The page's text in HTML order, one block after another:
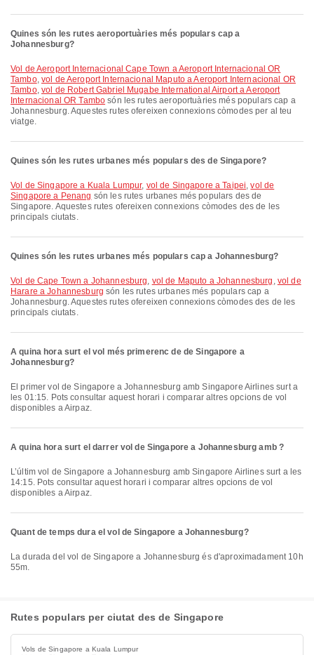
Quines són les rutes aeroportuàries més populars cap a
Johannesburg?
vol de Aeroport Internacional Cape Town a Aeroport Internacional OR
Tambo, vol de Aeroport Internacional Maputo a Aeroport Internacional OR
Tambo, vol de Robert Gabriel Mugabe International Airport a Aeroport
Internacional OR Tambo són les rutes aeroportuàries més populars cap a
Johannesburg. Aquestes rutes ofereixen connexions còmodes per al teu
viatge.
Quines són les rutes urbanes més populars des de Singapore?
vol de Singapore a Kuala Lumpur, vol de Singapore a Taipei,vol de
Singapore a Penang són les rutes urbanes més populars des de
Singapore. Aquestes rutes ofereixen connexions còmodes des de les
principals ciutats.
Quines són les rutes urbanes més populars cap a Johannesburg?
vol de Cape Town a Johannesburg, vol de Maputo a Johannesburg , vol de
Harare a Johannesburg són les rutes urbanes més populars cap a
Johannesburg. Aquestes rutes ofereixen connexions còmodes des de les
principals ciutats.
A quina hora surt el vol més primerenc de de Singapore a
Johannesburg?
El primer vol de Singapore a Johannesburg amb Singapore Airlines surt a
les 01:15. Pots consultar aquest horari i comparar altres opcions de vol
disponibles a Airpaz.
A quina hora surt el darrer vol de Singapore a Johannesburg amb ?
L’últim vol de Singapore a Johannesburg amb Singapore Airlines surt a les
14:15. Pots consultar aquest horari i comparar altres opcions de vol
disponibles a Airpaz.
Quant de temps dura el vol de Singapore a Johannesburg?
La durada del vol de Singapore a Johannesburg és d'aproximadament 10h
55m.
Rutes populars per ciutat des de Singapore
Vols de Singapore a Kuala Lumpur